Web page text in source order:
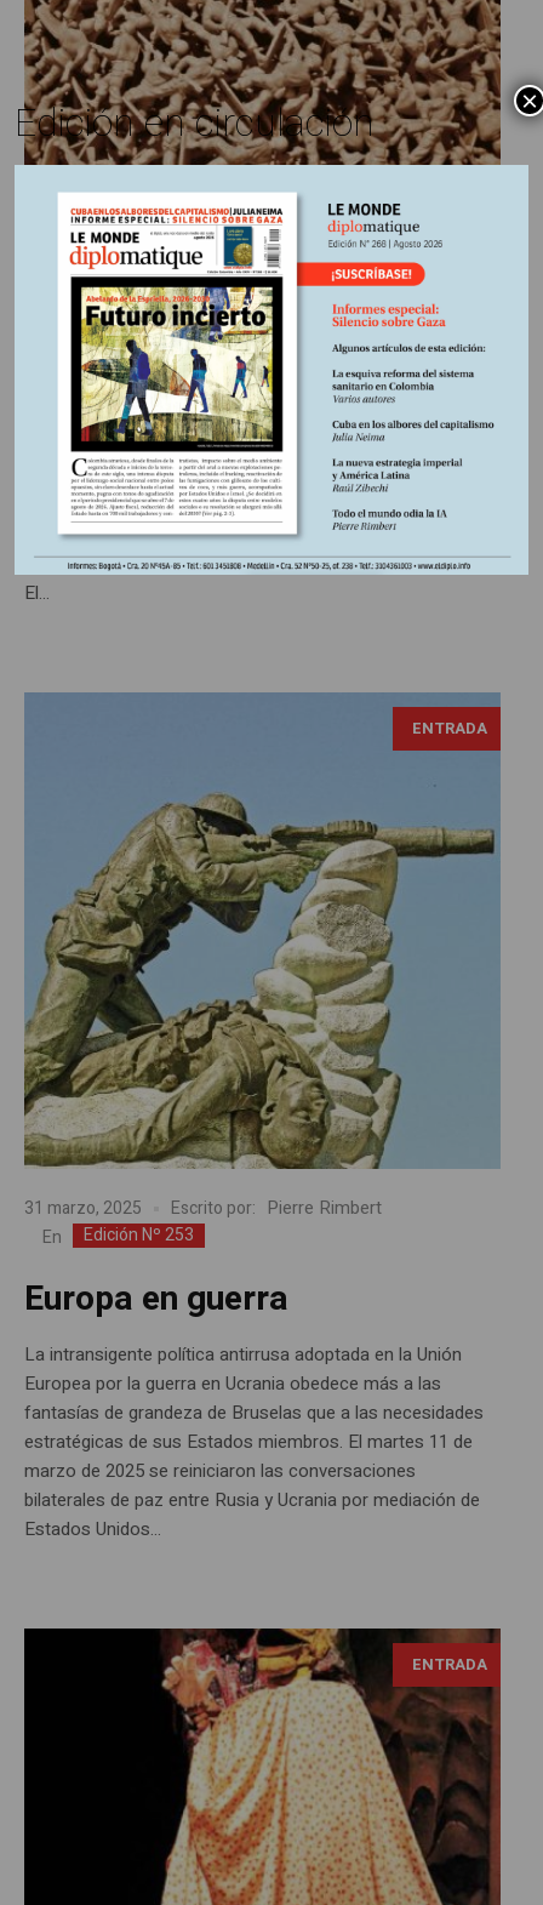
31 marzo, 2025 Escrito por: Serge Halimi
Edición Nº 253
Washington-Bruselas, ¿el
divorcio?
El retorno de Trump a la Casa Blanca intensifica la crisis en
las relaciones transatlánticas. Con su política “America
First” desprecia a una Europa que considera “enemiga”,
mientras coquetea con Rusia. Bruselas, sin capacidad de
respuesta, se aferra a una relación de subordinación que
parece irremediable frente a un socio cada vez más hostil.
El...
ENTRADA
31 marzo, 2025 Escrito por: Pierre Rimbert
En Edición Nº 253
Europa en guerra
La intransigente política antirrusa adoptada en la Unión
Europea por la guerra en Ucrania obedece más a las
fantasías de grandeza de Bruselas que a las necesidades
estratégicas de sus Estados miembros. El martes 11 de
marzo de 2025 se reiniciaron las conversaciones
bilaterales de paz entre Rusia y Ucrania por mediación de
Estados Unidos...
ENTRADA
Edición en circulación ×